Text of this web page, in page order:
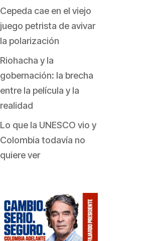
Cepeda cae en el viejo
juego petrista de avivar
la polarización
Riohacha y la
gobernación: la brecha
entre la película y la
realidad
Lo que la UNESCO vio y
Colombia todavía no
quiere ver